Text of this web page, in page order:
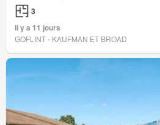
3
Il y a 11 jours
GOFLINT - KAUFMAN ET BROAD